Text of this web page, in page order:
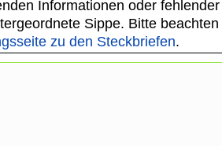
Informationen oder
Sippe. Bitte
zu den Steckbriefen.